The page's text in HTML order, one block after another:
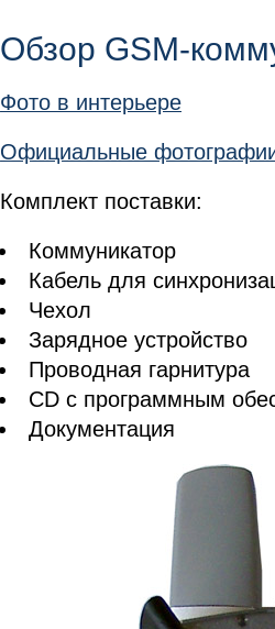
Обзор GSM-
Фото в интерьере
Официальные
Комплект поставки:
Коммуникатор
Кабель для
Чехол
Зарядное устройство
Проводная гарнитура
CD с программным
Документация